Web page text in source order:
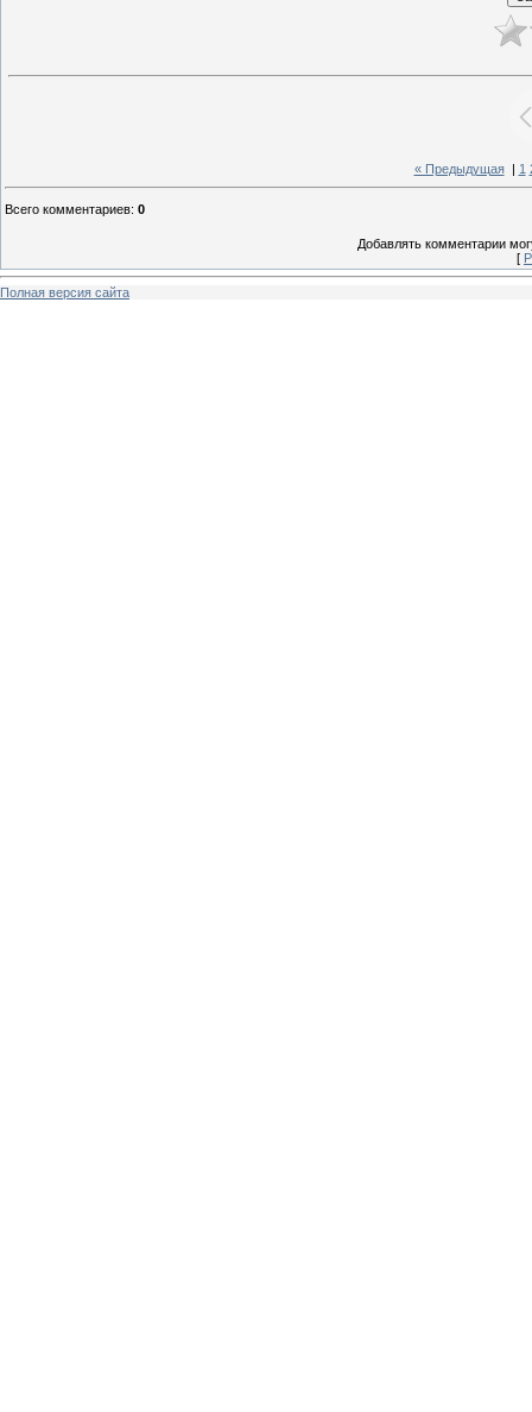
« Предыдущая| 1
Всего комментариев: 0
Добавлять комментарии
[
Полная версия сайта